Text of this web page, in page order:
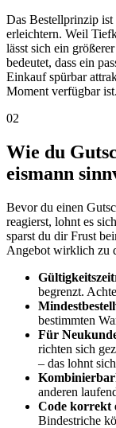
Das Bestellprinzip ist
erleichtern. Weil
lässt sich ein
bedeutet, dass ein
Einkauf spürbar
Moment verfügbar ist.
02
Wie du
eismann
Bevor du einen
reagierst, lohnt es
sparst du dir Frust
Angebot wirklich zu
begrenzt.
bestimmten
Für
richten sich
– das lohnt
anderen
Code korrekt
Bindestriche